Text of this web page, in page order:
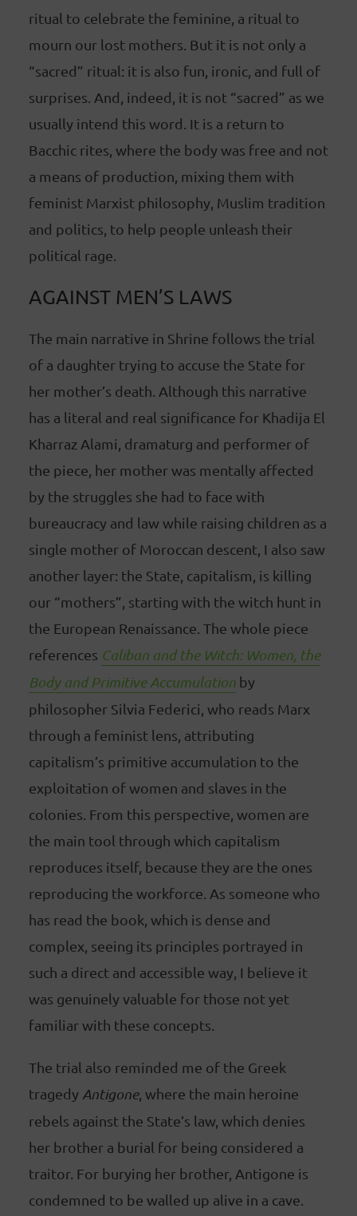
ritual to celebrate the feminine, a ritual to
mourn our lost mothers. But it is not only a
“sacred” ritual: it is also fun, ironic, and full of
surprises. And, indeed, it is not “sacred” as we
usually intend this word. It is a return to
Bacchic rites, where the body was free and not
a means of production, mixing them with
feminist Marxist philosophy, Muslim tradition
and politics, to help people unleash their
political rage.
AGAINST MEN’S LAWS
The main narrative in Shrine follows the trial
of a daughter trying to accuse the State for
her mother’s death. Although this narrative
has a literal and real significance for Khadija El
Kharraz Alami, dramaturg and performer of
the piece, her mother was mentally affected
by the struggles she had to face with
bureaucracy and law while raising children as a
single mother of Moroccan descent, I also saw
another layer: the State, capitalism, is killing
our “mothers”, starting with the witch hunt in
the European Renaissance. The whole piece
references Caliban and the Witch: Women, the
Body and Primitive Accumulationby
philosopher Silvia Federici, who reads Marx
through a feminist lens, attributing
capitalism’s primitive accumulation to the
exploitation of women and slaves in the
colonies. From this perspective, women are
the main tool through which capitalism
reproduces itself, because they are the ones
reproducing the workforce. As someone who
has read the book, which is dense and
complex, seeing its principles portrayed in
such a direct and accessible way, I believe it
was genuinely valuable for those not yet
familiar with these concepts.
The trial also reminded me of the Greek
tragedy Antigone, where the main heroine
rebels against the State’s law, which denies
her brother a burial for being considered a
traitor. For burying her brother, Antigone is
condemned to be walled up alive in a cave.